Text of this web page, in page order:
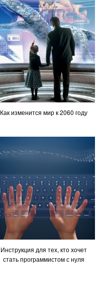
Как изменится мир к 2060 году
Инструкция для тех, кто хочет
стать программистом с нуля